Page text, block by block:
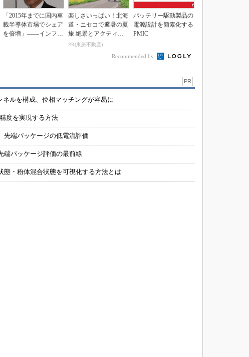
「2015年までに国内車
載半導体市場でシェア
を倍増」――インフィ
楽しさいっぱい！北海
道・ニセコで避暑の夏
旅 絶景とアクティビ
ティが揃う「ニセコ
PR(東急不動産)
バッテリー駆動製品の
電源設計を簡素化する
PMIC
Recommended by
PR
ルを構成、位相マッチングが容易に
度を実現する方法
端パッケージの低電流評価
パッケージ評価の最前線
・粉体混合状態を可視化する方法とは